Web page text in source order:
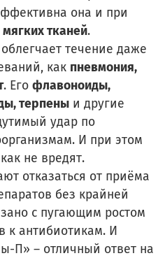
она и при
тканей.
течение даже
как пневмония,
. Его флавоноиды,
терпены и другие
удар по
И при этом
не вредят.
отказаться от приёма
без крайней
с пугающим ростом
к антибиотикам. И
П» – отличный ответ на